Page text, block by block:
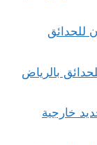
للحدائق
بالرياض
خارجية